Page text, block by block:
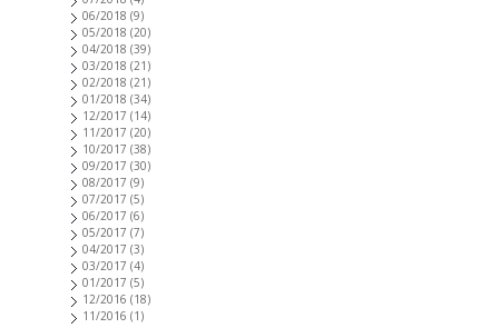
06/2018 (9)
05/2018 (20)
04/2018 (39)
03/2018 (21)
02/2018 (21)
01/2018 (34)
12/2017 (14)
11/2017 (20)
10/2017 (38)
09/2017 (30)
08/2017 (9)
07/2017 (5)
06/2017 (6)
05/2017 (7)
04/2017 (3)
03/2017 (4)
01/2017 (5)
12/2016 (18)
11/2016 (1)